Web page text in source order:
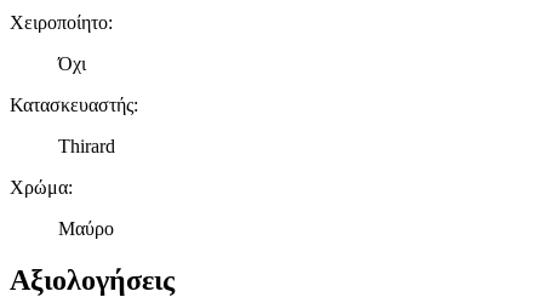
πληροφορίες σχετικά με την από μέρους σας χρήση της
δικτύωσης, διαφημίσεων και ανάλυσης.
Χειροποίητο:
Όχι
Κατασκευαστής:
Thirard
Χρώμα:
Μαύρο
Αξιολογήσεις